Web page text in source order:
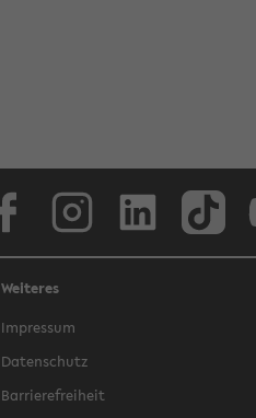
Weiteres
Impressum
Datenschutz
Barrierefreiheit